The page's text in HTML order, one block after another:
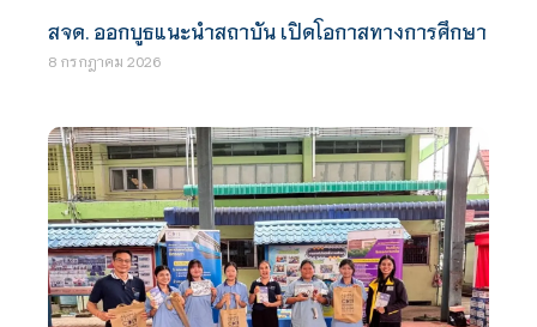
สจด. ออกบูธแนะนำสถาบัน เปิดโอกาสทางการศึกษา
8 กรกฎาคม 2026